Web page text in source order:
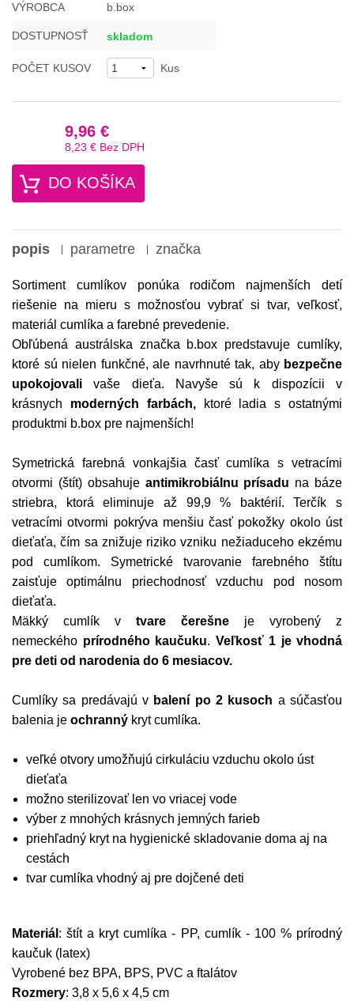
VÝROBCA b.box
DOSTUPNOSŤ skladom
POČET KUSOV Kus
9,96 €
8,23 € Bez DPH
DO KOŠÍKA
popis parametre značka
Sortiment cumlíkov ponúka rodičom najmenších detí
riešenie na mieru s možnosťou vybrať si tvar, veľkosť,
materiál cumlíka a farebné prevedenie.
Obľúbená austrálska značka b.box predstavuje cumlíky,
ktoré sú nielen funkčné, ale navrhnuté tak, aby bezpečne
upokojovali vaše dieťa. Navyše sú k dispozícii v
krásnych moderných farbách,ktoré ladia s ostatnými
produktmi b.box pre najmenších!
Symetrická farebná vonkajšia časť cumlíka s vetracími
otvormi (štít) obsahuje antimikrobiálnu prísadu na báze
striebra, ktorá eliminuje až 99,9 % baktérií. Terčík s
vetracími otvormi pokrýva menšiu časť pokožky okolo úst
dieťaťa, čím sa znižuje riziko vzniku nežiaduceho ekzému
pod cumlíkom. Symetrické tvarovanie farebného štítu
zaisťuje optimálnu priechodnosť vzduchu pod nosom
dieťaťa.
Mäkký cumlík v tvare čerešne je vyrobený z
nemeckého prírodného kaučuku. Veľkosť 1 je vhodná
pre deti od narodenia do 6 mesiacov.
Cumlíky sa predávajú v balení po 2 kusoch a súčasťou
balenia je ochranný kryt cumlíka.
veľké otvory umožňujú cirkuláciu vzduchu okolo úst
dieťaťa
možno sterilizovať len vo vriacej vode
výber z mnohých krásnych jemných farieb
priehľadný kryt na hygienické skladovanie doma aj na
cestách
tvar cumlíka vhodný aj pre dojčené deti
Materiál : štít a kryt cumlíka - PP, cumlík - 100 % prírodný
kaučuk (latex)
Vyrobené bez BPA, BPS, PVC a ftalátov
Rozmery: 3,8 x 5,6 x 4,5 cm